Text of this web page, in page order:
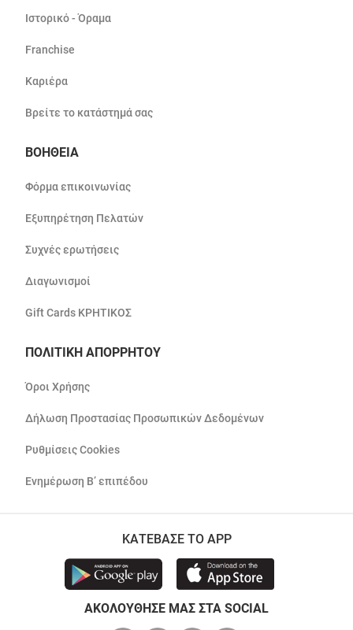
Ιστορικό - Όραμα
Franchise
Καριέρα
Βρείτε το κατάστημά σας
ΒΟΗΘΕΙΑ
Φόρμα επικοινωνίας
Εξυπηρέτηση Πελατών
Συχνές ερωτήσεις
Διαγωνισμοί
Gift Cards ΚΡΗΤΙΚΟΣ
ΠΟΛΙΤΙΚΗ ΑΠΟΡΡΗΤΟΥ
Όροι Χρήσης
Δήλωση Προστασίας Προσωπικών Δεδομένων
Ρυθμίσεις Cookies
Ενημέρωση Β’ επιπέδου
ΚΑΤΕΒΑΣΕ ΤΟ APP
ΑΚΟΛΟΥΘΗΣΕ ΜΑΣ ΣΤΑ SOCIAL